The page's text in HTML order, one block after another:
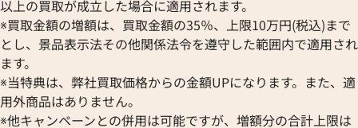
以上の買取が成立した場合に適用されます。
※買取金額の増額は、買取金額の35％、上限10万円(税込)まで
とし、景品表示法その他関係法令を遵守した範囲内で適用され
ます。
※当特典は、弊社買取価格からの金額UPになります。また、適
用外商品はありません。
※他キャンペーンとの併用は可能ですが、増額分の合計上限は